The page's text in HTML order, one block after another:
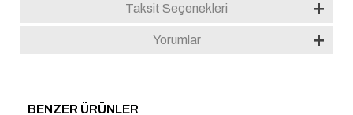
Taksit Seçenekleri
Yorumlar
BENZER ÜRÜNLER